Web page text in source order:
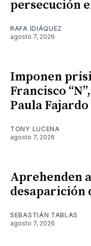
persecución
RAFA IDIÁQUEZ
agosto 7, 2026
Imponen
Francisco
Paula Fajardo
TONY LUCENA
agosto 7, 2026
Aprehenden
desaparición
SEBASTIÁN TABLAS
agosto 7, 2026